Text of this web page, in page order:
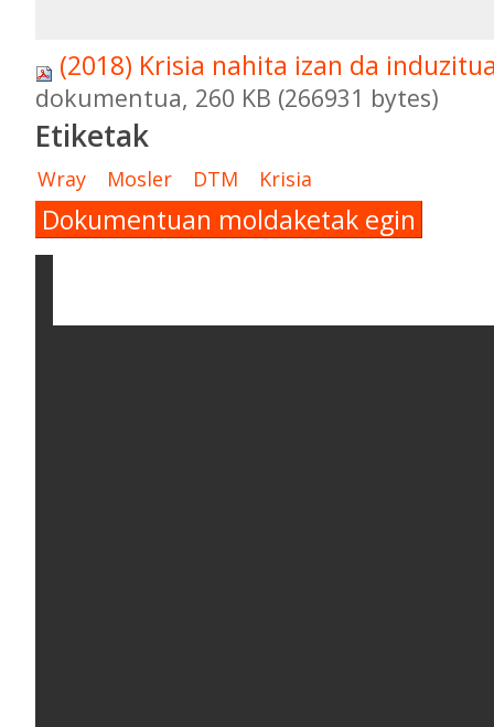
(2018) Krisia nahita izan da
dokumentua, 260 KB (266931 bytes)
Etiketak
Wray Mosler DTM Krisia
Dokumentuan moldaketak egin